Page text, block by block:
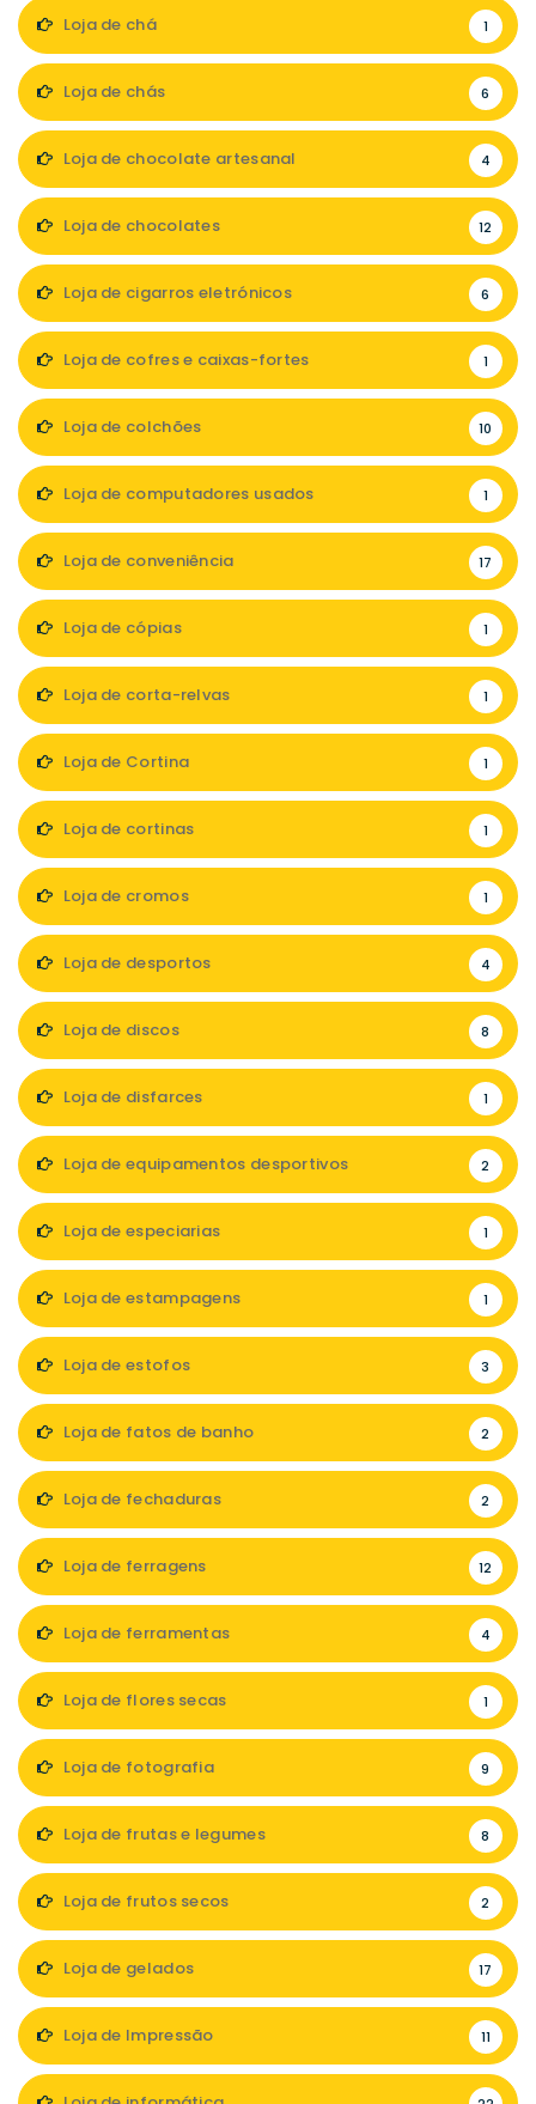
Loja de chá 1
Loja de chás 6
Loja de chocolate artesanal 4
Loja de chocolates 12
Loja de cigarros eletrónicos 6
Loja de cofres e caixas-fortes 1
Loja de colchões 10
Loja de computadores usados 1
Loja de conveniência 17
Loja de cópias 1
Loja de corta-relvas 1
Loja de Cortina 1
Loja de cortinas 1
Loja de cromos 1
Loja de desportos 4
Loja de discos 8
Loja de disfarces 1
Loja de equipamentos desportivos 2
Loja de especiarias 1
Loja de estampagens 1
Loja de estofos 3
Loja de fatos de banho 2
Loja de fechaduras 2
Loja de ferragens 12
Loja de ferramentas 4
Loja de flores secas 1
Loja de fotografia 9
Loja de frutas e legumes 8
Loja de frutos secos 2
Loja de gelados 17
Loja de Impressão 11